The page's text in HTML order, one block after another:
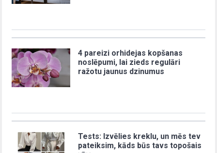
4 pareizi orhidejas kopšanas
noslēpumi, lai zieds regulāri
ražotu jaunus dzinumus
Tests: Izvēlies kreklu, un mēs tev
pateiksim, kāds būs tavs topošais